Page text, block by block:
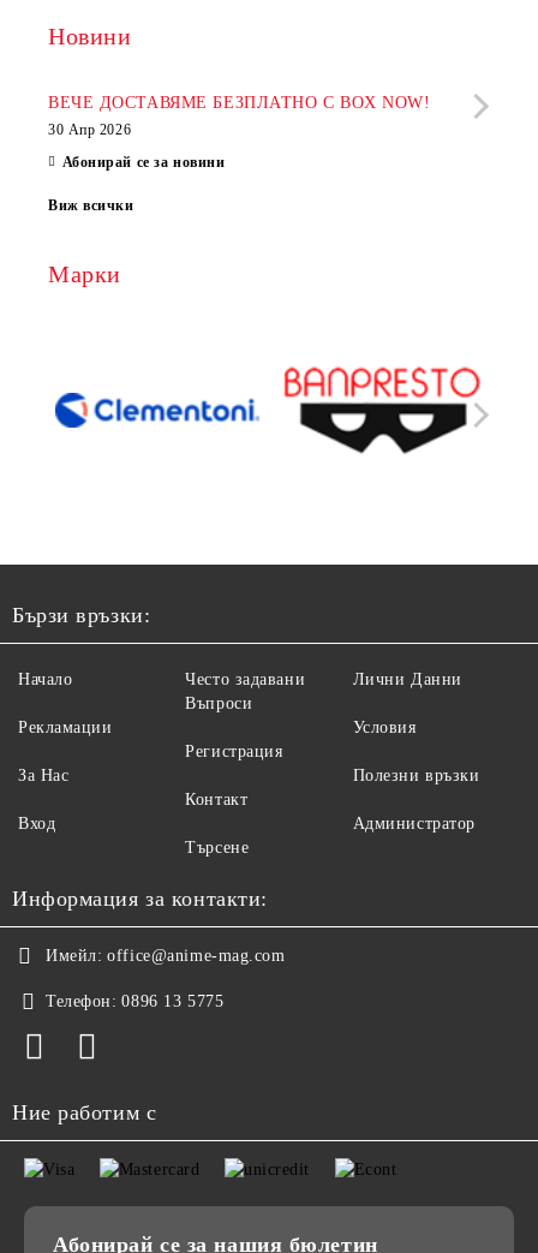
Новини
ВЕЧЕ ДОСТАВЯМЕ БЕЗПЛАТНО С BOX NOW!
30 Апр 2026
Абонирай се за новини
Виж всички
Марки
Бързи връзки:
Начало
Рекламации
За Нас
Вход
Често задавани
Въпроси
Регистрация
Контакт
Търсене
Лични Данни
Условия
Полезни връзки
Администратор
Информация за контакти:
Имейл: office@anime-mag.com
Телефон: 0896 13 5775
Ние работим с
Абонирай се за нашия бюлетин